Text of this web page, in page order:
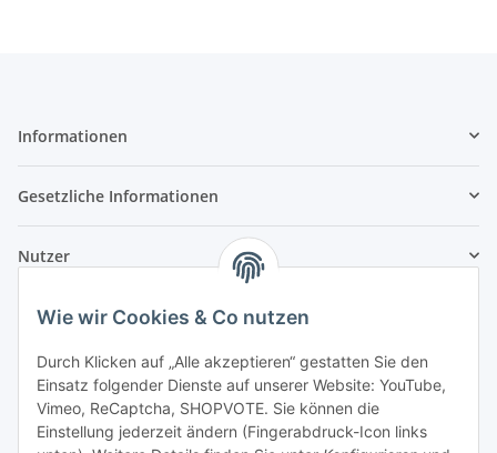
Wie wir Cookies & Co nutzen
Durch Klicken auf „Alle akzeptieren“ gestatten Sie den
Einsatz folgender Dienste auf unserer Website: YouTube,
Vimeo, ReCaptcha, SHOPVOTE. Sie können die
Einstellung jederzeit ändern (Fingerabdruck-Icon links
Informationen
Gesetzliche Informationen
Nutzer